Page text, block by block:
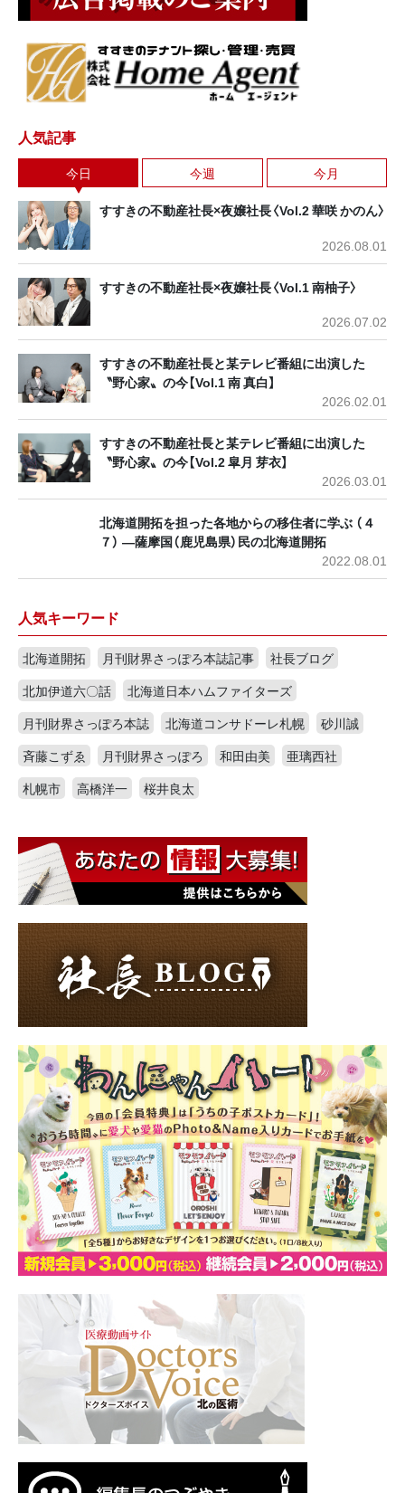
人気記事
今日 今週 今月
すすきの不動産社長×夜嬢社長〈Vol.2 華咲 かのん〉
2026.08.01
すすきの不動産社長×夜嬢社長〈Vol.1 南柚子〉
2026.07.02
すすきの不動産社長と某テレビ番組に出演した
〝野心家〟の今【Vol.1 南 真白】
2026.02.01
すすきの不動産社長と某テレビ番組に出演した
〝野心家〟の今【Vol.2 皐月 芽衣】
2026.03.01
北海道開拓を担った各地からの移住者に学ぶ （４
７） ―薩摩国（鹿児島県）民の北海道開拓
2022.08.01
人気キーワード
北海道開拓 月刊財界さっぽろ本誌記事
社長ブログ
北加伊道六〇話
北海道日本ハムファイターズ
月刊財界さっぽろ本誌
北海道コンサドーレ札幌
砂川誠
斉藤こずゑ
月刊財界さっぽろ 和田由美
亜璃西社
札幌市
高橋洋一 桜井良太